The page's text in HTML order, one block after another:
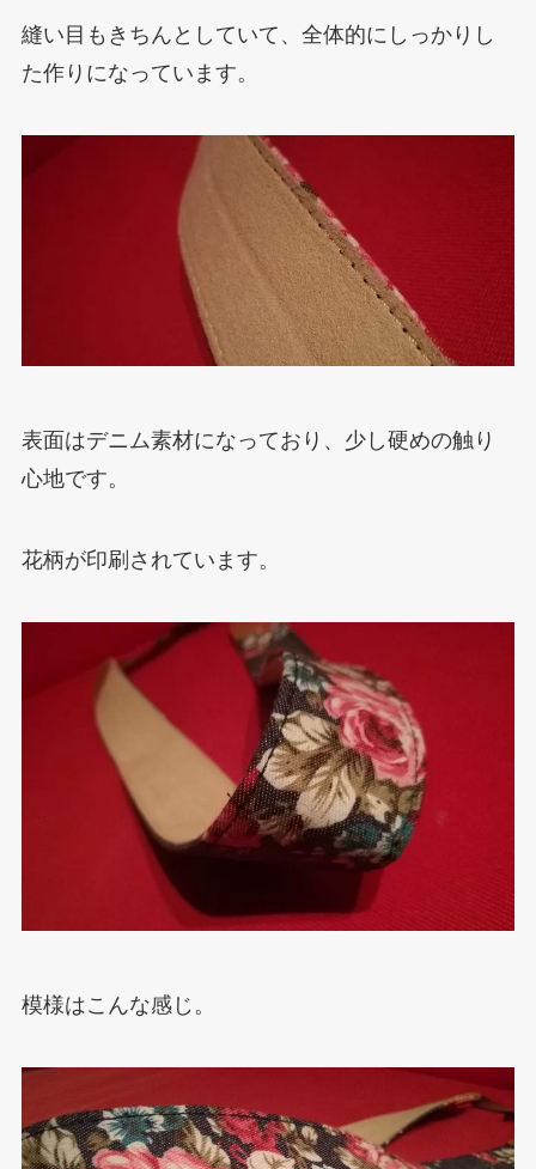
縫い目もきちんとしていて、全体的にしっかりし
た作りになっています。
表面はデニム素材になっており、少し硬めの触り
心地です。
花柄が印刷されています。
模様はこんな感じ。